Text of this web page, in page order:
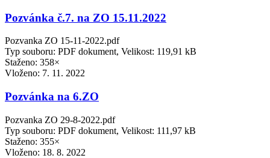
Pozvánka č.7. na ZO 15.11.2022
Pozvanka ZO 15-11-2022.pdf
Typ souboru: PDF dokument, Velikost: 119,91 kB
Staženo: 358×
Vloženo: 7. 11. 2022
Pozvánka na 6.ZO
Pozvanka ZO 29-8-2022.pdf
Typ souboru: PDF dokument, Velikost: 111,97 kB
Staženo: 355×
Vloženo: 18. 8. 2022